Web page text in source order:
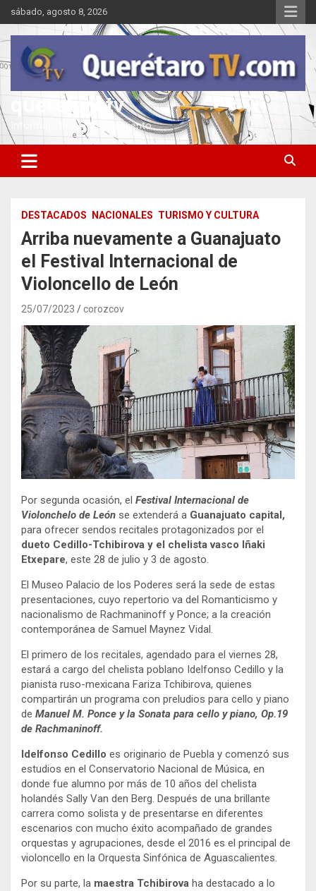
Saltar
al
contenido
sábado, agosto 8, 2026
queretarotv
Información y entretenimiento
DESTACADOS NACIONALES TURISMO Y CULTURA
Arriba nuevamente a Guanajuato
el Festival Internacional de
Violoncello de León
25/07/2023 corozcov
Por segunda ocasión, el Festival Internacional de
Violonchelo de León se extenderá a Guanajuato capital,
para ofrecer sendos recitales protagonizados por el
dueto Cedillo-Tchibirova y el chelista vasco Iñaki
Etxepare, este 28 de julio y 3 de agosto.
El Museo Palacio de los Poderes será la sede de estas
presentaciones, cuyo repertorio va del Romanticismo y
nacionalismo de Rachmaninoff y Ponce; a la creación
contemporánea de Samuel Maynez Vidal.
El primero de los recitales, agendado para el viernes 28,
estará a cargo del chelista poblano Idelfonso Cedillo y la
pianista ruso-mexicana Fariza Tchibirova, quienes
compartirán un programa con preludios para cello y piano
de Manuel M. Ponce y la Sonata para cello y piano, Op.19
de Rachmaninoff.
Idelfonso Cedillo es originario de Puebla y comenzó sus
estudios en el Conservatorio Nacional de Música, en
donde fue alumno por más de 10 años del chelista
holandés Sally Van den Berg. Después de una brillante
carrera como solista y de presentarse en diferentes
escenarios con mucho éxito acompañado de grandes
orquestas y agrupaciones, desde el 2016 es el principal de
violoncello en la Orquesta Sinfónica de Aguascalientes.
Por su parte, la maestra Tchibirova ha destacado a lo